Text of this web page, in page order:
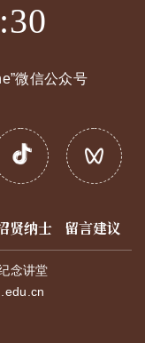
微信公众号
贤纳士 留言建议
念讲堂